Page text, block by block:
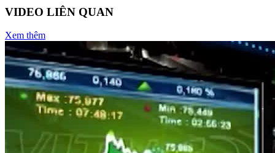
VIDEO LIÊN QUAN
Xem thêm